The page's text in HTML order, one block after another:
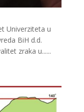
Univerziteta u
BiH d.d.
zraka u......